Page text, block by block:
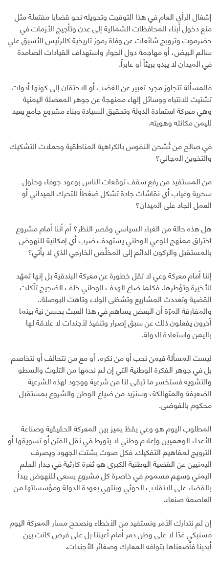
‏إشغال الرأي العام في هذا التوقيت وتحويله نحو قضايا مفتعلة مثل
منع دخول أبناء المحافظات الشمالية إلى عدن وتأجيج الأزمات في
حضرموت وترويج شائعات عن وفاة رموز تاريخية كالرئيس الأسبق علي
سالم البيض، أو مهاجمة دول الجوار واستهداف القيادات الصامدة
في الميدان لا يبدو بريئاً أو عابراً.
فالمسألة تتجاوز مجرد تعبير عن الغضب أو الاحتقان إلى كونها أدوات
تشتيت للانتباه ووسائل إلهاء ممنهجة عن جوهر المعضلة اليمنية
وهي معركة استعادة الدولة وتحقيق السيادة وبناء مشروع جامع يعيد
لليمن مكانته وهويته.
‏في صالح من تُشحن النفوس بالكراهية المناطقية وحملات التشكيك
والتخوين المجاني؟
‏من المستفيد من رفع سقف توقعات الناس بوعود جوفاء وحلول
سحرية وغياب أي نقاشات جادة تشكل ضغطاً للتحرك الميداني أو
العمل الجاد على الميدان؟
‏هل هذه حالة من الغباء السياسي وقصر النظر؟ أم أننا أمام مشروع
اختراق ممنهج للوعي الوطني يستهدف ضرب أي إمكانية للنهوض
بالمستقبل والركون الدائم إلى المخلّص الخارجي الذي لا يأتي؟
‏إننا أمام معركة وعي لا تقل خطورة عن معركة البندقية بل إنها تمهّد
للأخيرة وتؤطرها. فكلما ضاع الهدف الوطني خلف الضجيج تآكلت
القضية وتعددت المشاريع وتشظى الولاء وتاهت البوصلة..
والمفارقة المرّة أن البعض يساهم في هذا العبث بحسن نية بينما
آخرون يفعلون ذلك عن سبق إصرار وتنفيذ لأجندات لا علاقة لها
باليمن واستعادة الدولة.
‏ليست المسألة فيمن نحب أو من نكره، أو مع من نتحالف أو نتخاصم
بل في جوهر الفكرة الوطنية التي إن لم نحمها من التلوث والسطو
والتشويه فستخسر ما تبقى لنا من شرعية ووجود لهذه الشرعية
الضعيفة والمتهالكة، وسنزيد من ضياع الوطن والشروع بمستقبل
محكوم بالفوضى.
‏المطلوب اليوم هو وعي يقظ يميز بين المعركة الحقيقية وصناعة
الأعداء الوهميين وإعلام وطني لا يتورط في نقل الفتن أو تسويقها أو
الترويج لمفاهيم التفكيك. فكل صوت يشتت الجهود ويصرف
اليمنيين عن القضية الوطنية الكبرى هو ثغرة كارثية في جدار الحلم
اليمني وسهم مسموم في خاصرة كل مشروع يسعى للنهوض يبدأ
بالقضاء على الانقلاب الحوثي وينتهي بعودة الدولة ومؤسساتها من
العاصمة صنعاء.
‏إن لم نتدارك الأمر ونستفيد من الأخطاء ونصحح مسار المعركة اليوم
فسنبكي غدًا لا على وطن دمر أمام أعيننا بل على فرص كانت بين
أيدينا فأضعناها بتوافه المعارك وصغائر الأجندات.